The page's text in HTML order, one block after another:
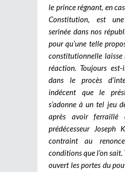
le prince régnant, en
Constitution, est
serinée dans nos
pour qu’une telle
constitutionnelle laisse
réaction. Toujours
dans le procès
indécent que le
s’adonne à un tel jeu
après avoir ferraillé
prédécesseur
contraint au
conditions que l’on sait.
ouvert les portes du